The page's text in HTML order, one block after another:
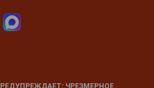
ЧРЕЗМЕРНОЕ